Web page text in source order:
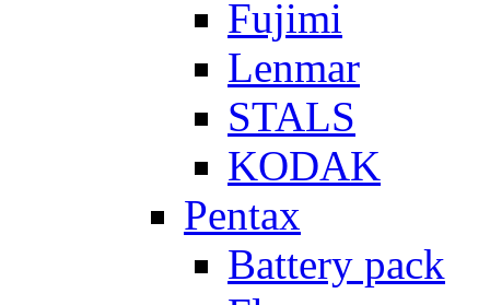
Fujimi
Lenmar
STALS
KODAK
Pentax
Battery pack